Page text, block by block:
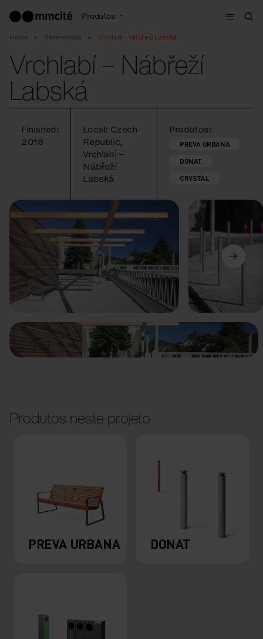
Produtos
Menu
Home Referências Vrchlabí – Nábřeží Labská
Vrchlabí – Nábřeží
Labská
Finished:
2018
Local: Czech
Republic,
Vrchlabí –
Nábřeží
Labská
Produtos:
PREVA URBANA
DONAT
CRYSTAL
Anterior Seguinte
Produtos neste projeto
PREVA URBANA DONAT